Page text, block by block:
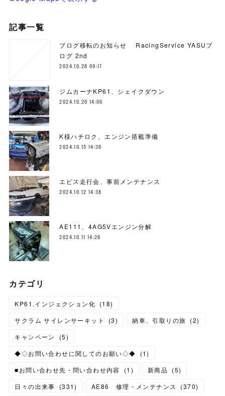
記事一覧
ブログ移転のお知らせ RacingService YASUブ
ログ 2nd
2024.10.28 09:17
ジムカーナKP61、シェイクダウン
2024.10.20 14:06
K様ハチロク、エンジン搭載準備
2024.10.15 14:38
エビス走行会、事前メンテナンス
2024.10.12 14:38
AE111、4AG5Vエンジン分解
2024.10.11 14:26
カテゴリ
KP61.インジェクション化 (18)
サクラム サイレンサーキット
(3) 納車、引取りの旅 (2)
キャンペーン
(5)
◆◇お問い合わせに関してのお願い◇◆
(1)
■お問い合わせ先・問い合わせ内容
(1 ) 新商品 (5)
日々の出来事
(331) AE86 修理・メンテナンス (370)